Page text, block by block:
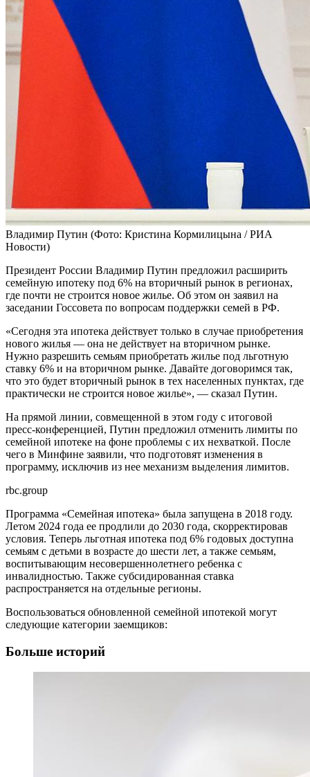
Владимир Путин (Фото: Кристина Кормилицына / РИА
Новости)
Президент России Владимир Путин предложил расширить
семейную ипотеку под 6% на вторичный рынок в регионах,
где почти не строится новое жилье. Об этом он заявил на
заседании Госсовета по вопросам поддержки семей в РФ.
«Сегодня эта ипотека действует только в случае приобретения
нового жилья — она не действует на вторичном рынке.
Нужно разрешить семьям приобретать жилье под льготную
ставку 6% и на вторичном рынке. Давайте договоримся так,
что это будет вторичный рынок в тех населенных пунктах, где
практически не строится новое жилье», — сказал Путин.
На прямой линии, совмещенной в этом году с итоговой
пресс-конференцией, Путин предложил отменить лимиты по
семейной ипотеке на фоне проблемы с их нехваткой. После
чего в Минфине заявили, что подготовят изменения в
программу, исключив из нее механизм выделения лимитов.
rbc.group
Программа «Семейная ипотека» была запущена в 2018 году.
Летом 2024 года ее продлили до 2030 года, скорректировав
условия. Теперь льготная ипотека под 6% годовых доступна
семьям с детьми в возрасте до шести лет, а также семьям,
воспитывающим несовершеннолетнего ребенка с
инвалидностью. Также субсидированная ставка
распространяется на отдельные регионы.
Воспользоваться обновленной семейной ипотекой могут
следующие категории заемщиков:
Больше историй